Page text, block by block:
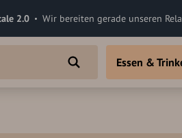
2.0 Wir bereiten gerade unseren
Essen &